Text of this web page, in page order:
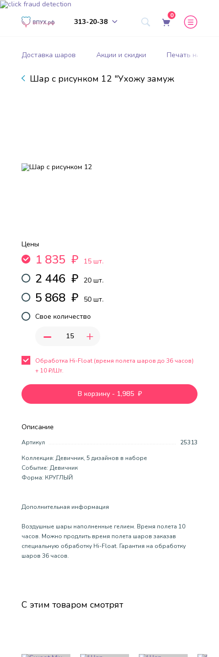
313-20-38
0
Доставка шаров Акции и скидки Печать на
Шар с рисунком 12 "Ухожу замуж
Описание
Артикул
25313
Коллекция: Девичник, 5 дизайнов в наборе
Событие: Девичник
Форма: КРУГЛЫЙ
Дополнительная информация
Воздушные шары наполненные гелием. Время полета 10
часов. Можно продлить время полета шаров заказав
специальную обработку Hi-Float. Гарантия на обработку
шаров 36 часов.
Цены
1 835 ₽ 15 шт.
2 446 ₽ 20 шт.
5 868 ₽
50 шт.
Свое количество
- +
Обработка Hi-Float (время полета шаров до 36 часов)
+ 10₽/Шт.
В корзину - 1,985 ₽
С этим товаром смотрят